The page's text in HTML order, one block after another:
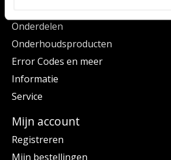
Onderdelen
Onderhoudsproducten
Error Codes en meer
Informatie
Service
Mijn account
Registreren
Mijn bestellingen